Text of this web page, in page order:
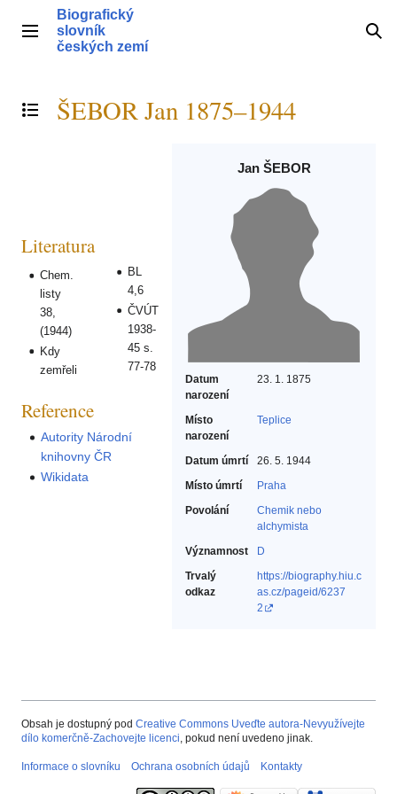
obsahHlavní menu
Biografický
slovník
českých zemí
Přepnout obsah
ŠEBOR Jan 1875–1944
Jan ŠEBOR
Datum
narození
23. 1. 1875
Místo
narození
Teplice
Datum úmrtí
26. 5. 1944
Místo úmrtí
Praha
Povolání
Chemik nebo
alchymista‎
Významnost
D
Trvalý
odkaz
https://biography.hiu.c
as.cz/pageid/6237
2
Literatura
Chem.
listy
38,
(1944)
Kdy
zemřeli
BL
4,6
ČVÚT
1938-
45 s.
77-78
Reference
Autority Národní
knihovny ČR
Wikidata
Obsah je dostupný pod Creative Commons Uveďte autora-Nevyužívejte
dílo komerčně-Zachovejte licenci, pokud není uvedeno jinak.
Informace o slovníku Ochrana osobních údajů Kontakty